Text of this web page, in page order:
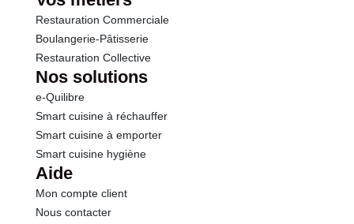
Restauration Commerciale
Boulangerie-Pâtisserie
Restauration Collective
Nos solutions
e-Quilibre
Smart cuisine à réchauffer
Smart cuisine à emporter
Smart cuisine hygiène
Aide
Mon compte client
Nous contacter